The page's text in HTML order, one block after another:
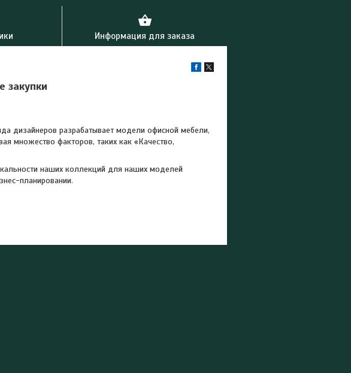
Информация для заказа
закупки
дизайнеров разрабатывает модели офисной мебели,
множество факторов, таких как «Качество,
наших коллекций для наших моделей
планировании.